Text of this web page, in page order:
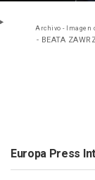
Archivo - Imagen
- BEATA
Europa Press